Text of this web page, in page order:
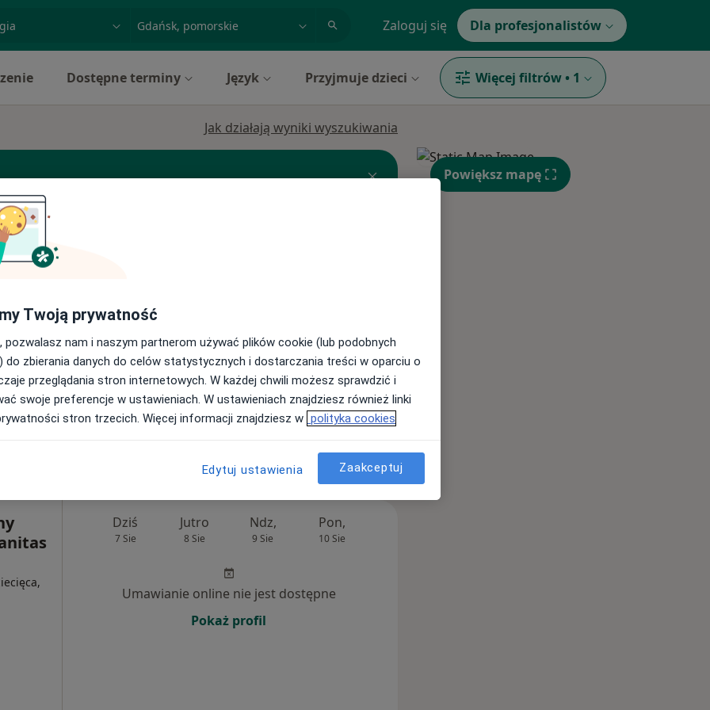
badanie lub nazwiskomiasto lub dzielnica Zaloguj się Dla profesjonalistów
Dostępne terminy Język Przyjmuje dzieci Więcej filtrów • 1
Jak działają wyniki wyszukiwania
320 zł
Umawianie online nie jest dostępne
Pokaż profil
Dziś
7 Sie
Jutro
8 Sie
Ndz,
9 Sie
Pon,
10 Sie
Umawianie online nie jest dostępne
Pokaż profil
Powiększ mapę
Twoją prywatność
pozwalasz nam i naszym partnerom używać plików cookie (lub podobnych
do zbierania danych do celów statystycznych i dostarczania treści w oparciu o
przeglądania stron internetowych. W każdej chwili możesz sprawdzić i
swoje preferencje w ustawieniach. W ustawieniach znajdziesz również linki
stron trzecich. Więcej informacji znajdziesz w polityka cookies
Edytuj ustawienia Zaakceptuj